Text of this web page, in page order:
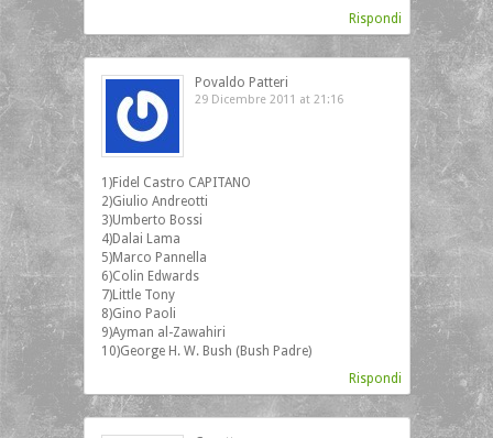
Rispondi
Povaldo Patteri
29 Dicembre 2011 at 21:16
1)Fidel Castro CAPITANO
2)Giulio Andreotti
3)Umberto Bossi
4)Dalai Lama
5)Marco Pannella
6)Colin Edwards
7)Little Tony
8)Gino Paoli
9)Ayman al-Zawahiri
10)George H. W. Bush (Bush Padre)
Rispondi